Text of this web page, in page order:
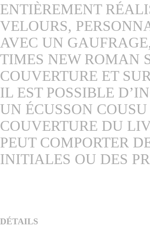
ENTIÈREMENT
VELOURS,
AVEC UN
TIMES NEW ROMAN
COUVERTURE ET
IL EST POSSIBLE
UN ÉCUSSON
COUVERTURE DU
PEUT COMPORTER
INITIALES OU DES
DÉTAILS